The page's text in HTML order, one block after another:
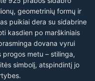
geometrinių formų ir
puikiai dera su sidabrine
kasdien po marškiniais
dovana vyrui
metu – stilinga,
simbolį, atspindintį jo